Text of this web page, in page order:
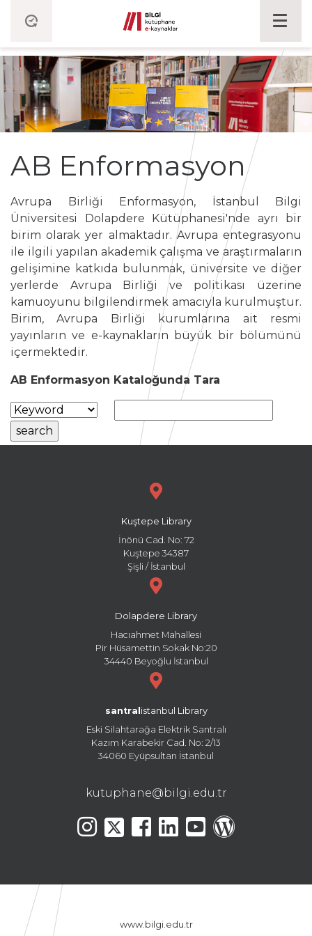
AB Enformasyon
Avrupa Birliği Enformasyon, İstanbul Bilgi
Üniversitesi Dolapdere Kütüphanesi'nde ayrı bir
birim olarak yer almaktadır. Avrupa entegrasyonu
ile ilgili yapılan akademik çalışma ve araştırmaların
gelişimine katkıda bulunmak, üniversite ve diğer
yerlerde Avrupa Birliği ve politikası üzerine
kamuoyunu bilgilendirmek amacıyla kurulmuştur.
Birim, Avrupa Birliği kurumlarına ait resmi
yayınların ve e-kaynakların büyük bir bölümünü
içermektedir.
AB Enformasyon Kataloğunda Tara
Kuştepe Library
İnönü Cad. No: 72
Kuştepe 34387
Şişli / İstanbul
Dolapdere Library
Hacıahmet Mahallesi
Pir Hüsamettin Sokak No:20
34440 Beyoğlu İstanbul
santral istanbul Library
Eski Silahtarağa Elektrik Santralı
Kazım Karabekir Cad. No: 2/13
34060 Eyüpsultan İstanbul
kutuphane@bilgi.edu.tr
www.bilgi.edu.tr